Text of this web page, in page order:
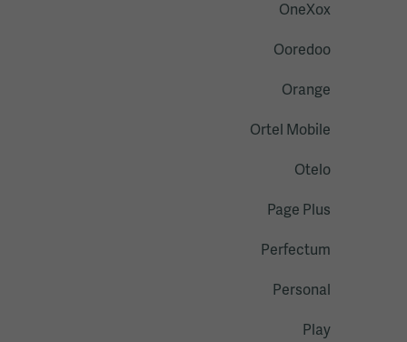
OneXox
Ooredoo
Orange
Ortel Mobile
Otelo
Page Plus
Perfectum
Personal
Play